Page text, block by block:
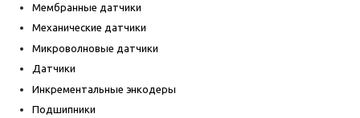
Мембранные датчики
Механические датчики
Микроволновые датчики
Датчики
Инкрементальные энкодеры
Подшипники